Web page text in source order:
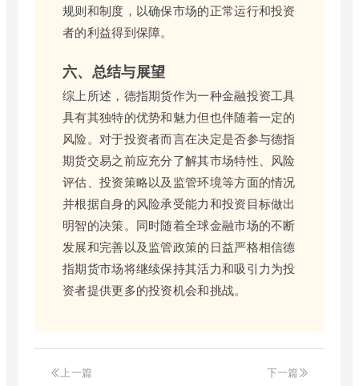
规则和制度，以确保市场的正常运行和投资
者的利益得到保障。
六、总结与展望
综上所述，德指期货作为一种金融投资工具
具有其独特的优势和魅力但也伴随着一定的
风险。对于投资者而言在决定是否参与德指
期货交易之前应充分了解其市场特性、风险
评估、投资策略以及监管环境等方面的情况
并根据自身的风险承受能力和投资目标做出
明智的决策。同时随着全球金融市场的不断
发展和完善以及监管政策的日益严格相信德
指期货市场将继续保持其活力和吸引力为投
资者提供更多的投资机会和挑战。
上一篇 下一篇